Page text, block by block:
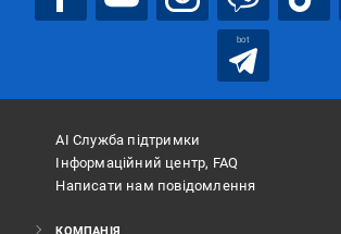
bot
АІ Служба підтримки
Інформаційний центр, FAQ
Написати нам повідомлення